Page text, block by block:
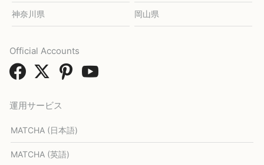
神奈川県 岡山県
運用サービス
MATCHA (日本語)
MATCHA (英語)
Official Accounts